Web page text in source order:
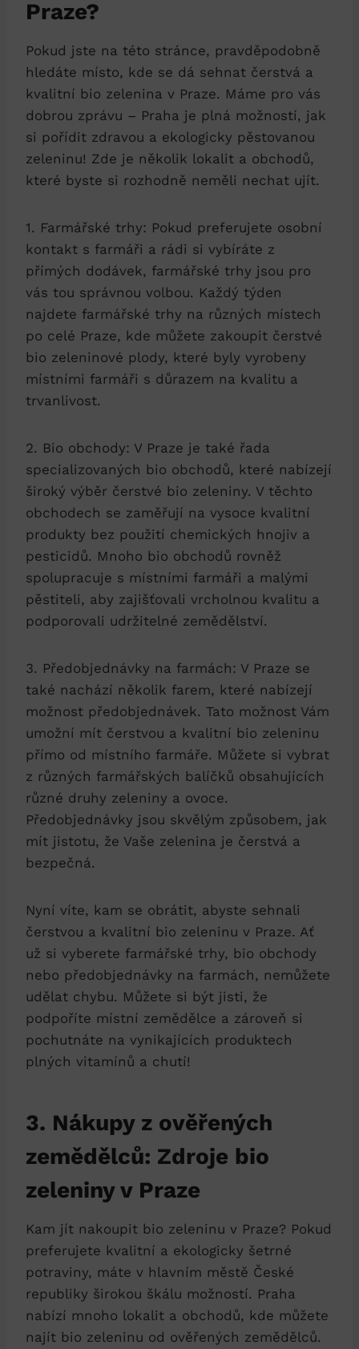
Praze?
Pokud ⁢jste ‌na této stránce, pravděpodobně
hledáte místo, kde se dá sehnat čerstvá a
kvalitní bio zelenina ‍v Praze. Máme pro‍ vás
dobrou ⁢zprávu – Praha je plná ⁤možností, jak
‌si ⁤pořídit zdravou a ekologicky pěstovanou
zeleninu! Zde je ⁤několik lokalit a obchodů,
které byste ‍si rozhodně neměli nechat ujít.
1. Farmářské trhy: ⁢Pokud preferujete osobní
kontakt s farmáři a rádi si vybíráte z
přímých dodávek, farmářské​ trhy jsou pro
vás tou‌ správnou ‍volbou. Každý týden
najdete farmářské ⁣trhy na⁣ různých místech
po celé Praze, kde můžete zakoupit čerstvé
bio zeleninové plody, které byly vyrobeny
místními farmáři s důrazem na ‍kvalitu a
trvanlivost.
2. Bio ⁣obchody: V Praze je také řada
specializovaných bio⁣ obchodů, které ⁤nabízejí
široký výběr ‍čerstvé bio⁣ zeleniny. V těchto
obchodech⁣ se zaměřují​ na vysoce kvalitní
produkty‍ bez použití chemických hnojiv⁤ a⁢
pesticidů.​ Mnoho bio obchodů rovněž
spolupracuje s místními farmáři a malými
pěstiteli,‍ aby zajišťovali vrcholnou ‌kvalitu⁤ a
⁤podporovali‌ udržitelné zemědělství.
3.⁣ Předobjednávky na farmách: V Praze ‌se
také nachází několik farem, které‍ nabízejí
možnost předobjednávek. Tato možnost Vám
umožní mít‍ čerstvou a kvalitní bio zeleninu
přímo‍ od místního farmáře. Můžete si vybrat
⁢z ⁢různých ‍farmářských balíčků obsahujících
různé druhy zeleniny a ovoce.
Předobjednávky jsou skvělým způsobem, ⁢jak
mít jistotu, že Vaše zelenina je čerstvá a ​
bezpečná.
Nyní víte, kam se ​obrátit, abyste sehnali
čerstvou a kvalitní bio zeleninu ⁣v Praze. Ať
už si vyberete farmářské⁣ trhy, bio ⁤obchody
nebo předobjednávky na farmách, nemůžete
udělat chybu. Můžete si být jisti, že​
podpoříte místní zemědělce a zároveň si
pochutnáte na vynikajících produktech
plných vitamínů a ‍chutí!
3. Nákupy z ⁤ověřených
‍zemědělců: Zdroje bio
zeleniny v ‌Praze
Kam jít nakoupit bio⁤ zeleninu v‌ Praze? Pokud
preferujete kvalitní ⁢a ekologicky šetrné
‍potraviny, ⁣máte v hlavním městě⁢ České
⁢republiky širokou škálu možností.⁤ Praha
nabízí mnoho lokalit a obchodů, kde můžete
najít bio zeleninu od ověřených zemědělců.